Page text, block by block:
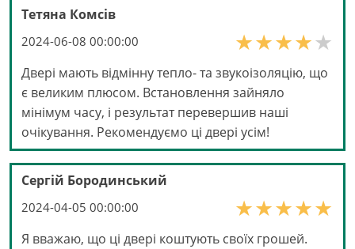
Тетяна Комсів
2024-06-08 00:00:00
Двері мають відмінну тепло- та звукоізоляцію, що
є великим плюсом. Встановлення зайняло
мінімум часу, і результат перевершив наші
очікування. Рекомендуємо ці двері усім!
Сергій Бородинський
2024-04-05 00:00:00
Я вважаю, що ці двері коштують своїх грошей.